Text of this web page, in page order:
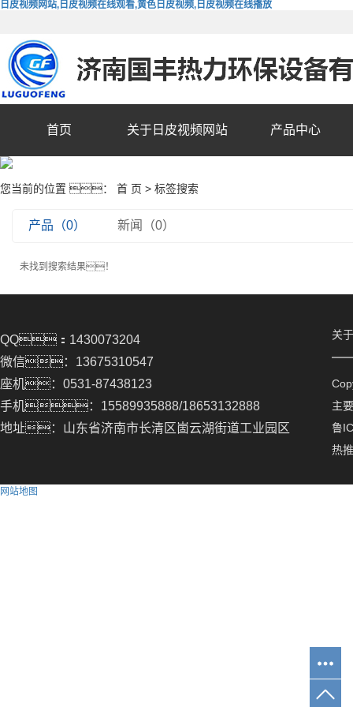
日皮视频网站,日皮视频在线观看,黄色日皮视频,日皮视频在线播放
首页 关于日皮视频网站 产品中心
您当前的位置 ： 首 页 > 标签搜索
产品（0） 新闻（0）
未找到搜索结果！
QQ：1430073204
微信：13675310547
座机：0531-87438123
手机：15589935888/18653132888
地址：山东省济南市长清区崮云湖街道工业园区
关
主
鲁
热
网站地图